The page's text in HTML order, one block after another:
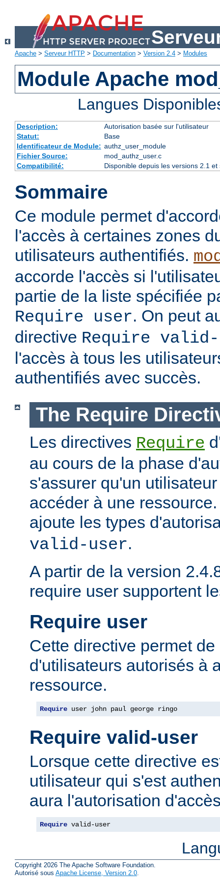
Apache > Serveur HTTP > Documentation > Version 2.4 > Modules
Module Apache
Langues
Description:
Autorisation basée sur l'utilisateur
Statut:
Base
Identificateur de Module: authz_user_module
Fichier Source:
mod_authz_user.c
Compatibilité:
Disponible depuis les versions 2.1
Sommaire
Ce module permet
l'accès à certaines zones
utilisateurs authentifiés.
accorde l'accès si
partie de la liste spécifiée
Require user. On peut
directive Require
l'accès à tous les
authentifiés avec succès.
The Require
Les directives Require
au cours de la phase
s'assurer qu'un
accéder à une
ajoute les types
valid-user.
A partir de la version
require user supportent
Require user
Cette directive permet
d'utilisateurs autorisés à
ressource.
Require user john paul george ringo
Require valid-user
Lorsque cette directive
utilisateur qui s'est
aura l'autorisation
Require valid-user
Copyright 2026 The Apache Software Foundation.
Autorisé sous Apache License, Version 2.0